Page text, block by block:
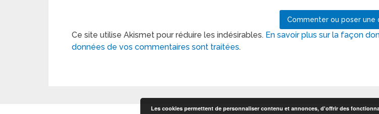
Ce site utilise Akismet pour réduire les indésirables. En savoir plus sur la façon
données de vos commentaires sont traitées.
Les cookies permettent de personnaliser contenu et annonces, d'offrir des